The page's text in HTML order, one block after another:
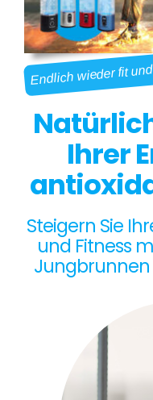
Endlich wieder fit
Ihrer
Steigern Sie
und Fitness
Jungbrunnen